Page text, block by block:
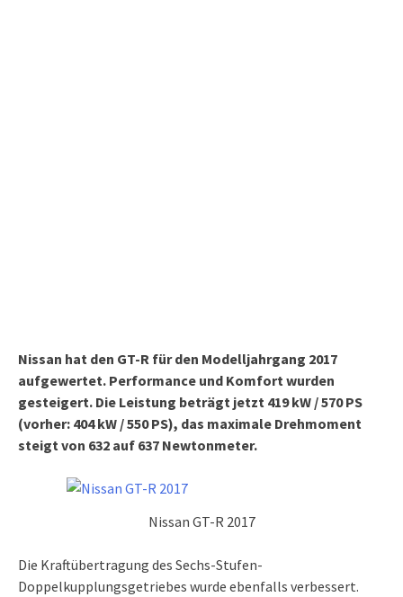
Nissan hat den GT-R für den Modelljahrgang 2017
aufgewertet. Performance und Komfort wurden
gesteigert. Die Leistung beträgt jetzt 419 kW / 570 PS
(vorher: 404 kW / 550 PS), das maximale Drehmoment
steigt von 632 auf 637 Newtonmeter.
Nissan GT-R 2017
Die Kraftübertragung des Sechs-Stufen-
Doppelkupplungsgetriebes wurde ebenfalls verbessert.